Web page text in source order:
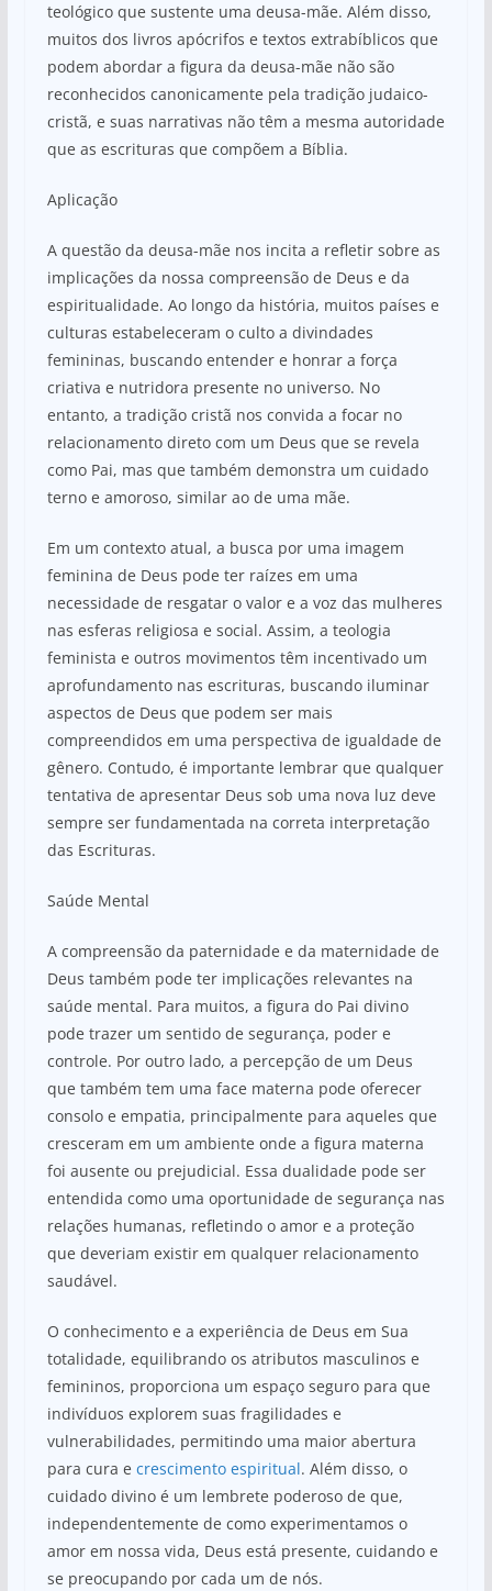
teológico que sustente uma deusa-mãe. Além disso,
muitos dos livros apócrifos e textos extrabíblicos que
podem abordar a figura da deusa-mãe não são
reconhecidos canonicamente pela tradição judaico-
cristã, e suas narrativas não têm a mesma autoridade
que as escrituras que compõem a Bíblia.
Aplicação
A questão da deusa-mãe nos incita a refletir sobre as
implicações da nossa compreensão de Deus e da
espiritualidade. Ao longo da história, muitos países e
culturas estabeleceram o culto a divindades
femininas, buscando entender e honrar a força
criativa e nutridora presente no universo. No
entanto, a tradição cristã nos convida a focar no
relacionamento direto com um Deus que se revela
como Pai, mas que também demonstra um cuidado
terno e amoroso, similar ao de uma mãe.
Em um contexto atual, a busca por uma imagem
feminina de Deus pode ter raízes em uma
necessidade de resgatar o valor e a voz das mulheres
nas esferas religiosa e social. Assim, a teologia
feminista e outros movimentos têm incentivado um
aprofundamento nas escrituras, buscando iluminar
aspectos de Deus que podem ser mais
compreendidos em uma perspectiva de igualdade de
gênero. Contudo, é importante lembrar que qualquer
tentativa de apresentar Deus sob uma nova luz deve
sempre ser fundamentada na correta interpretação
das Escrituras.
Saúde Mental
A compreensão da paternidade e da maternidade de
Deus também pode ter implicações relevantes na
saúde mental. Para muitos, a figura do Pai divino
pode trazer um sentido de segurança, poder e
controle. Por outro lado, a percepção de um Deus
que também tem uma face materna pode oferecer
consolo e empatia, principalmente para aqueles que
cresceram em um ambiente onde a figura materna
foi ausente ou prejudicial. Essa dualidade pode ser
entendida como uma oportunidade de segurança nas
relações humanas, refletindo o amor e a proteção
que deveriam existir em qualquer relacionamento
saudável.
O conhecimento e a experiência de Deus em Sua
totalidade, equilibrando os atributos masculinos e
femininos, proporciona um espaço seguro para que
indivíduos explorem suas fragilidades e
vulnerabilidades, permitindo uma maior abertura
para cura e crescimento espiritual. Além disso, o
cuidado divino é um lembrete poderoso de que,
independentemente de como experimentamos o
amor em nossa vida, Deus está presente, cuidando e
se preocupando por cada um de nós.